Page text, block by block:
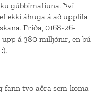
gúbbímafíuna. Því
ekki áhuga á að upplifa
Fríða, 0168-26-
á 380 milljónir, en þú
fann tvo aðra sem koma